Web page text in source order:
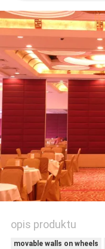
POPROSIĆ
O
WYCENĘ
SITEMAP
PRIVACY
POLICY
opis produktu
movable walls on wheels